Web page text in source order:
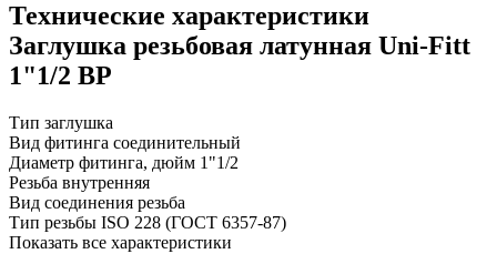
Технические характеристики
Заглушка резьбовая латунная Uni-Fitt
1"1/2 ВР
Тип заглушка
Вид фитинга соединительный
Диаметр фитинга, дюйм 1"1/2
Резьба внутренняя
Вид соединения резьба
Тип резьбы ISO 228 (ГОСТ 6357-87)
Показать все характеристики